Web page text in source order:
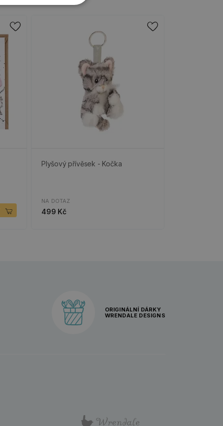
Plyšový přívěsek - Kočka
NA DOTAZ
499 Kč
ORIGINÁLNÍ DÁRKY
WRENDALE DESIGNS